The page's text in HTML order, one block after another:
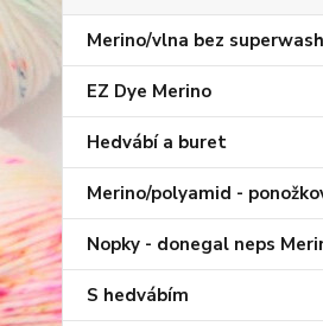
Merino/vlna bez superwash
EZ Dye Merino
Hedvábí a buret
Merino/polyamid -
Nopky - donegal neps
S hedvábím